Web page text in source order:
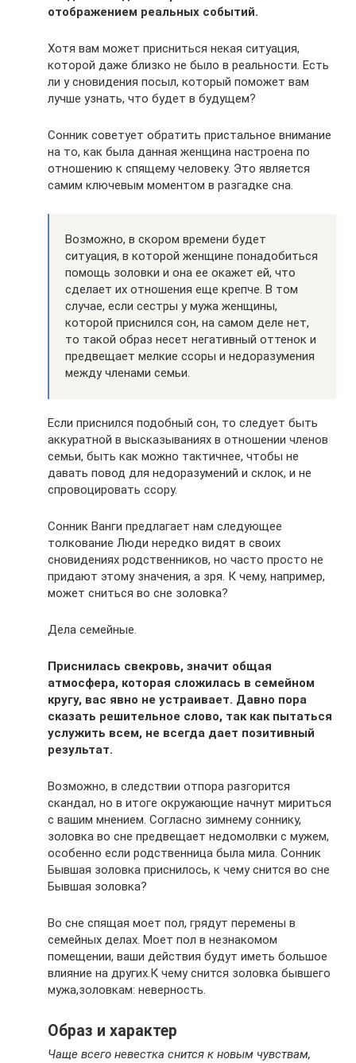
отображением реальных событий.
Хотя вам может присниться некая ситуация,
которой даже близко не было в реальности. Есть
ли у сновидения посыл, который поможет вам
лучше узнать, что будет в будущем?
Сонник советует обратить пристальное внимание
на то, как была данная женщина настроена по
отношению к спящему человеку. Это является
самим ключевым моментом в разгадке сна.
Возможно, в скором времени будет
ситуация, в которой женщине понадобиться
помощь золовки и она ее окажет ей, что
сделает их отношения еще крепче. В том
случае, если сестры у мужа женщины,
которой приснился сон, на самом деле нет,
то такой образ несет негативный оттенок и
предвещает мелкие ссоры и недоразумения
между членами семьи.
Если приснился подобный сон, то следует быть
аккуратной в высказываниях в отношении членов
семьи, быть как можно тактичнее, чтобы не
давать повод для недоразумений и склок, и не
спровоцировать ссору.
Сонник Ванги предлагает нам следующее
толкование Люди нередко видят в своих
сновидениях родственников, но часто просто не
придают этому значения, а зря. К чему, например,
может сниться во сне золовка?
Дела семейные.
Приснилась свекровь, значит общая
атмосфера, которая сложилась в семейном
кругу, вас явно не устраивает. Давно пора
сказать решительное слово, так как пытаться
услужить всем, не всегда дает позитивный
результат.
Возможно, в следствии отпора разгорится
скандал, но в итоге окружающие начнут мириться
с вашим мнением. Согласно зимнему соннику,
золовка во сне предвещает недомолвки с мужем,
особенно если родственница была мила. Сонник
Бывшая золовка приснилось, к чему снится во сне
Бывшая золовка?
Во сне спящая моет пол, грядут перемены в
семейных делах. Моет пол в незнакомом
помещении, ваши действия будут иметь большое
влияние на других.К чему снится золовка бывшего
мужа,золовкам: неверность.
Образ и характер
Чаще всего невестка снится к новым чувствам,